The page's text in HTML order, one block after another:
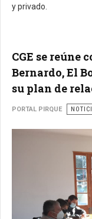
y privado.
CGE se reúne
Bernardo, El
su plan de
PORTAL PIRQUE